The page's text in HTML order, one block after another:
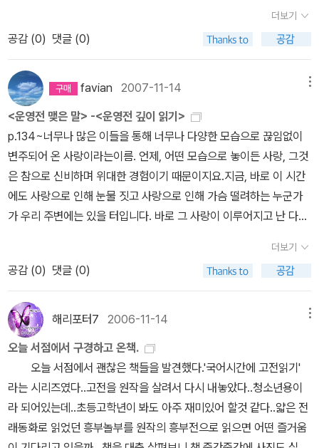
법한 이야기. 초등고학년이면 재미있게 읽고 충분히 이해할 수 있
다. 초청리 편지 리뷰 보기 배유안 작가의 작품으로 정조와 정후겸의
이야기다. 사도세자의 누이 동생 화완 옹주의 양자인 정휴겸과 정조
이산은 피는 섞이지 않았지만 사촌이다.이 책은 아직 못 읽은 책이라
마노아님의 리뷰 주소를 남기니 참고하시길... 마노아님 창경궁 친구
리뷰 보기 고종이 환갑의 나이에 후궁에게서 본 조선의 마지막 황녀,
덕혜옹주의 삶을 보면힘없는 조선 왕실이 어떻게 스러져 가는지 근현
대사 공부에 도움이 될 듯....덕혜옹주 리뷰 보기 권비영의 덕혜옹주는
어른들이 볼 소설이지만 좀 아쉬웠어요.덕혜옹주 리뷰 보기 역사동화
이상 청소년이 읽기에 좋아요. 하늘의 아들 단군 리뷰 보기 신라의
마지막 왕, 경순왕의 아들 마의태자를 막내 동생 선이 진술하는 <마
의 시조가 된 김극수의 이야기를 풀어낸 <초원의 별>을 꼭 읽어보세
요. 자긍심을 갖기에 좋아요.초원의 별 리뷰 보기 불가사리 리뷰 보
기 지귀, 선덕여왕을 꿈꾸다 리뷰 보기 어른이 읽을만한 소설로 추
천할 책 - 읽었는데 리뷰를 안 쓴 게 많아요.ㅜㅜ허균 최후의 19일 상,
리뷰 보기 허균 최후의 19일 하, 리뷰 보기 동의보감은 중학교 교
과에도 나오기 때문에우리 아들도 중학교때 이 책을 읽었어요. 막내
는 아직 안 읽었.... 김훈 소설은 시대순으로 현의 노래, 칼의 노래, 남
학문 논쟁도 색다른 재미를 준다.『손가락에 잘못 떨어진 먹물 한 방
울』대표적 고전소설 『운영전』을 현대적 시각에 맞춰 새로 쓴 작품. 운
영과 김 진사의 비극적 사랑을 절절하게 그려내고 있다. 일반 독자들
은 물론 중고생까지 어렵지 않게 읽을 수 있도록 고쳐 쓴 번역은 사랑
받는 고전 번역의 좋은 예이기도 하다.『책 읽는 소리』정민 교수의 고
전 독서 에세이. 옛글에서 볼 수 있는 옛사람들의 내면 풍경을 오롯이
되살리고 있다. 옛 선비들은 어떤 책을 읽고, 책을 통해 무엇을 배우고
실천하려 했을까? 그들의 속뜻을 되새겨 보고, 오늘의 나는 어떻게
살고 있는가를 생각하게 만든다.두 번째 책 속으로 여행을 떠날 책은
로쟈로 유명한 이현우의 서평집『책을 읽을 자유』이다. 지난 10년간
의 글쓰기를 통해 그가 얻은 두 권의 책 중 한 권인 이 책은 최근 3년
다.'라고 말하는 저자는'책을 읽기 위해서는 책을 쓰는 사람이 있어야
하고, 만드는 사람이 있어야 하며. 내게 그 책을 읽을 수 있는 역량이
갖춰져야 한다. 또 책을 읽을 수 있는 시간과 공간이 허락돼야 한
다.'라고 한다. 책을 좋아하는 사람이라면 그 '역량'은 하나쯤이라도 있
을 터이지만 짧은 생각으론, 그렇지 않다고 해도 우연히 책을 발견하
고 책을 읽고 싶게 만드는 책을 만날 수도 있으니 그'책을 읽을 자
유'를 맛보기 위해선 이 책을 한번 읽어봐도 좋겠다는 생각.인문학을
좋아하는(!) 저자인지라대체로 인문학 서적이 많지만 나처럼 문학에
빠진 사람을 위해 밀란쿤테라나 나보코프, 푸슈킨, 고골 같은작가의
풀어주는 최고의 책이다. 단지 일본 그림책이라 일본을 배경으로 하
는 것들이 살짝 거슬리긴 하지만,이보다 더 좋은 우리 그림책을 아직
도 일본 그림책이지만 '틀려도 괜찮아'와 세트로 어울리는 책이다.수
업 중에 뽀옹~ 방귀를 뀐다면 얼마나 무안할까? 부끄러움에 고개 숙
인 아이 마음을 풀어주기 위해, 동시 수업으로 연결하는 선생님이 돋
보이는 수작이다.엄마들은 아이가 입학하기도 전에 많은 것을 가르치
려고 분주하다. 하지만 글자만 바르게 써도 선생님의 무한 사랑을 받
을 수 있다. 연필잡기도 엉망이고 글자 쓰는 순서도 엉망인 아이들을
하나씩 가르치려면 선생님은 땀이 삐질삐질 난다.입학하기 전 엄마와
같이 4B연필로 글자 쓰는 순서에 맞춰써 본다면 좋을 것이다.유치원
하지만 이제 유치원으로 돌아갈 순 없다. 유치원으로 돌아갈 수 없으
니 학교의 좋은 점을 찾아내고 즐겁게 적응해야 된다. 이 책을 읽으면
'유치원보다 우리 학교가 더 좋다!' 라고 자랑하게 될 것이다. 여자어
린이에게 좋을 책.^^'가방 들어 주는 아이'의 작가 고정욱 선생님 동화
다. 아이들이 학교생활에서 부딪히는 문제들을 눈높이에 맞춰 조곤조
곤 들려주는 동화로1학년 필독서로 추천한다. 페이지마다 삽화가 들
어 있어 글밥이 많아도 1학년이 부담스럽지 않게 읽을 수 있다. 그림
의 표정 변화만 봐도 학교생활이 어떤지 알 수 있다. ^^남자 아이에게
좋은 책. ^^친구는 사귀기도 쉽지 않지만, 싸웠을 때 화해를 잘 하는
것도 중요하죠. 아이들은 싸우면서 크는 거니까 쿨하게 화해하는 걸
더보기
공감 (0) 댓글 (0)
favian 2007-11-14
<운영전 맺은 말> -<운영전 깊이 읽기>
p.134~너무나 많은 이들을 통해 너무나 다양한 모습으로 끊임없이
변주되어 온 사랑이라는이름. 언제, 어떤 모습으로 놓이든 사랑, 그것
은 참으로 신비하며 위대한 경험이기 때문이지요.지금, 바로 이 시간
에도 사랑으로 인해 눈물 짓고 사랑으로 인해 가슴 떨려하는 누군가
가 우리 주변에는 있을 터입니다. 바로 그 사랑이 이루어지고 난 다음
듯 결혼을 하고, 바가지 긁고 토닥거리며 사는, 그저 그런 일상으로 접
어들게 됩니다. 그래서일까요? 세상의 많은 사랑 이야기들은 늘 '결혼
해서 행복하게 잘 살았다'로 성급히 끝나버리곤 합니다. 사랑을 이루
고 난 이후에는 별 재미있는 이야깃거리가 없기 때문이겠지요.그렇지
만 사랑이 이루어지지 않은 경우라면 이야기는 달라집니다. 이루어지
지 않은 사랑은 이루어진 사랑보다 더 아름답기 때문이겠지요. **그
런가? 꼭 그렇진 않은것 같은데...이루어지지 않은아픈 사랑이 왜이
루어진 사랑보다 아름다울 수 있다는 건지 잘 모르겠네..그러니까 우
리는 지금 같이 살고 있는 부인이나 남편얘기 말고, 가슴 아프게 헤어
질 수밖에 없었던 첫사랑 얘기를 졸라 대는 것입니다.<운영전의 결말
더보기
공감 (0) 댓글 (0)
해리포터7 2006-11-14
오늘 서점에서 구경하고 온책.
오늘 서점에서 괜찮은 책들을 발견했다.'국어시간에 고전읽기'
라는 시리즈였다..고전을 원작을 살려서 다시 내놓았다..청소년용이
라 되어있는데..초등고학년이 봐도 아주 재미있어 할것 같다..얇은 전
래동화로 읽었던 흥부놀부를 원작의 흥부전으로 읽으면 어떤 즐거움